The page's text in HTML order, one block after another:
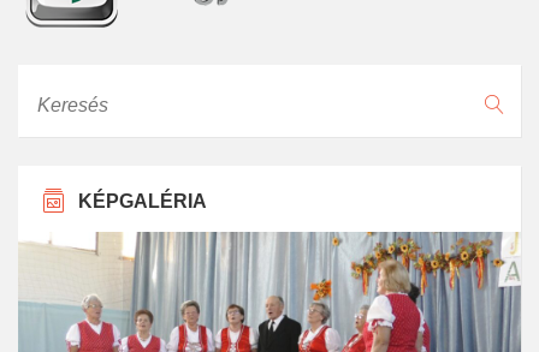
KÉPGALÉRIA